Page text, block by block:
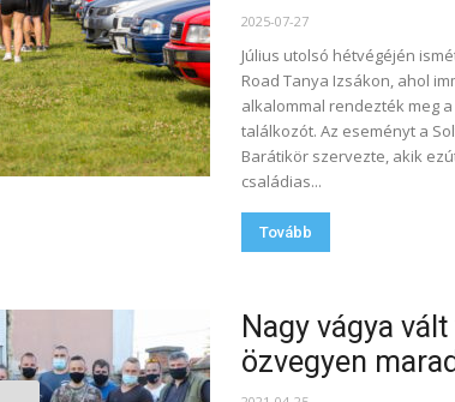
2025-07-27
Július utolsó hétvégéjén
Road Tanya Izsákon, ahol
alkalommal rendezték meg
találkozót. Az eseményt a
Barátikör szervezte, akik
családias...
Tovább
Nagy vágya
özvegyen